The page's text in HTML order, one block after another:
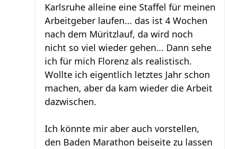
Karlsruhe alleine eine Staffel für meinen
Arbeitgeber laufen... das ist 4 Wochen
nach dem Müritzlauf, da wird noch
nicht so viel wieder gehen... Dann sehe
ich für mich Florenz als realistisch.
Wollte ich eigentlich letztes Jahr schon
machen, aber da kam wieder die Arbeit
dazwischen.
Ich könnte mir aber auch vorstellen,
den Baden Marathon beiseite zu lassen